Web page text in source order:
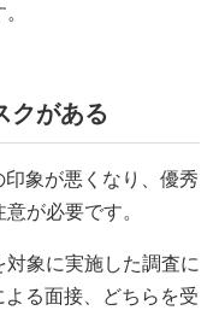
クがある
象が悪くなり、優秀
が必要です。
象に実施した調査に
る面接、どちらを受